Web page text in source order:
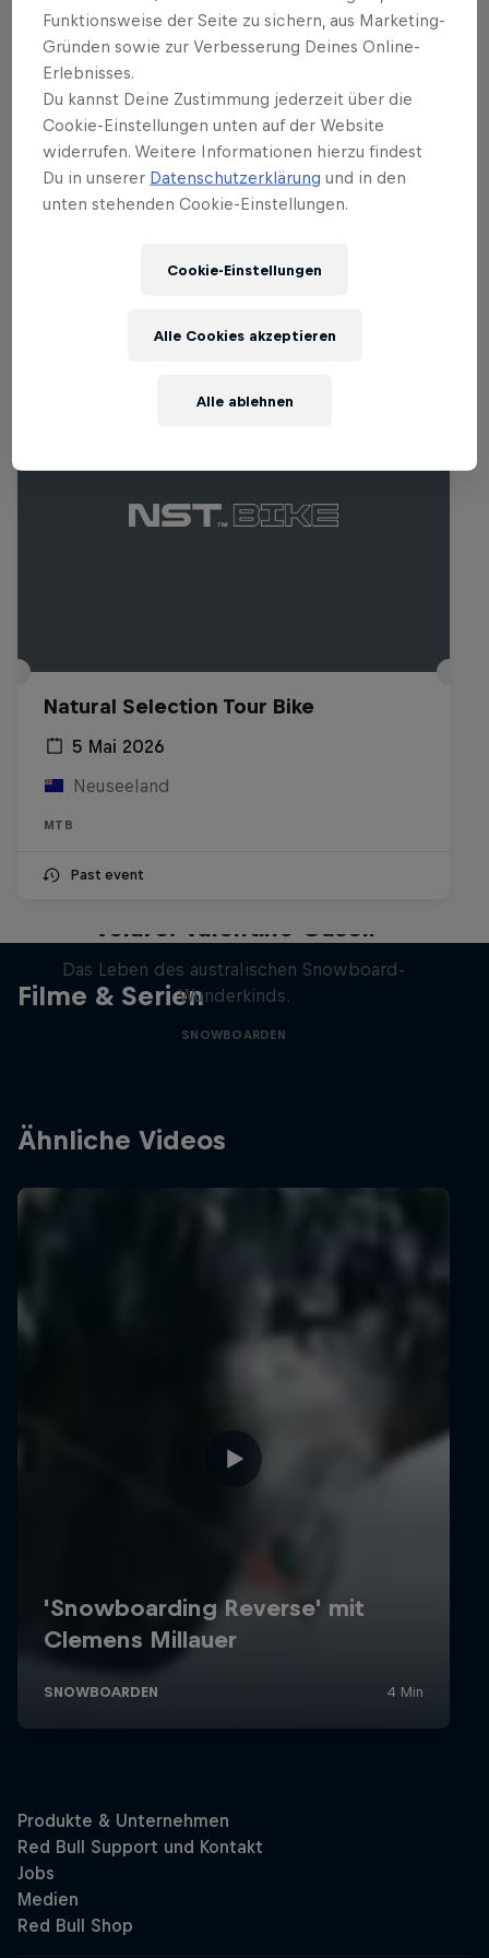
massive Big Mountain Lines, die sich mehr
als 1.067 m über dem Meeresspiegel
befinden. Die besten Rider der Welt
treten auf den hohen Gipfeln
gegeneinander an und das vor einer
atemberaubenden, gefrorenen
Landschaft.
Natural Selection Tour Bike
5 Mai 2026
Neuseeland
MTB
Past event
Filme & Serien
Volare: Valentino Guseli
Das Leben des australischen Snowboard-
Wunderkinds.
SNOWBOARDEN
Ähnliche Videos
Funktionsweise der Seite zu sichern, aus Marketing-
Gründen sowie zur Verbesserung Deines Online-
Erlebnisses.
Du kannst Deine Zustimmung jederzeit über die
Cookie-Einstellungen unten auf der Website
widerrufen. Weitere Informationen hierzu findest
Du in unserer Datenschutzerklärung und in den
unten stehenden Cookie-Einstellungen.
Cookie-Einstellungen
Alle ablehnen
Alle Cookies akzeptieren